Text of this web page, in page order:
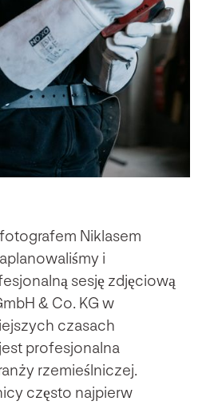
Niklasem
i
sesję zdjęciową
& Co. KG w
czasach
profesjonalna
rzemieślniczej.
często najpierw